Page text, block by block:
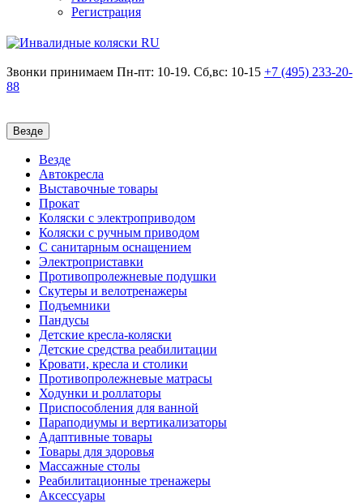
Регистрация
Звонки принимаем Пн-пт: 10-19. Сб,вс: 10-15 +7 (495) 233-20-
88
Везде
Везде
Автокресла
Выставочные товары
Прокат
Коляски с электроприводом
Коляски с ручным приводом
С санитарным оснащением
Электроприставки
Противопролежневые подушки
Скутеры и велотренажеры
Подъемники
Пандусы
Детские кресла-коляски
Детские средства реабилитации
Кровати, кресла и столики
Противопролежневые матрасы
Ходунки и роллаторы
Приспособления для ванной
Параподиумы и вертикализаторы
Адаптивные товары
Товары для здоровья
Массажные столы
Реабилитационные тренажеры
Аксессуары